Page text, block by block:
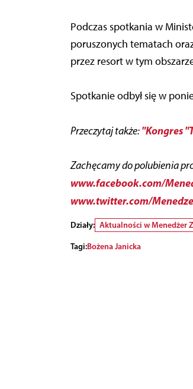
Podczas spotkania w
poruszonych tematach
przez resort w tym
Spotkanie odbył się w
Przeczytaj także:"Kongres
Zachęcamy do polubienia
www.facebook.com/
www.twitter.com/
Działy: Aktualności w Menedżer
Tagi:Bożena Janicka